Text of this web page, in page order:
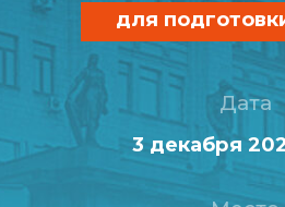
МГТУ имени Н.Э. Баумана,
Москва, Бригадирский
Место